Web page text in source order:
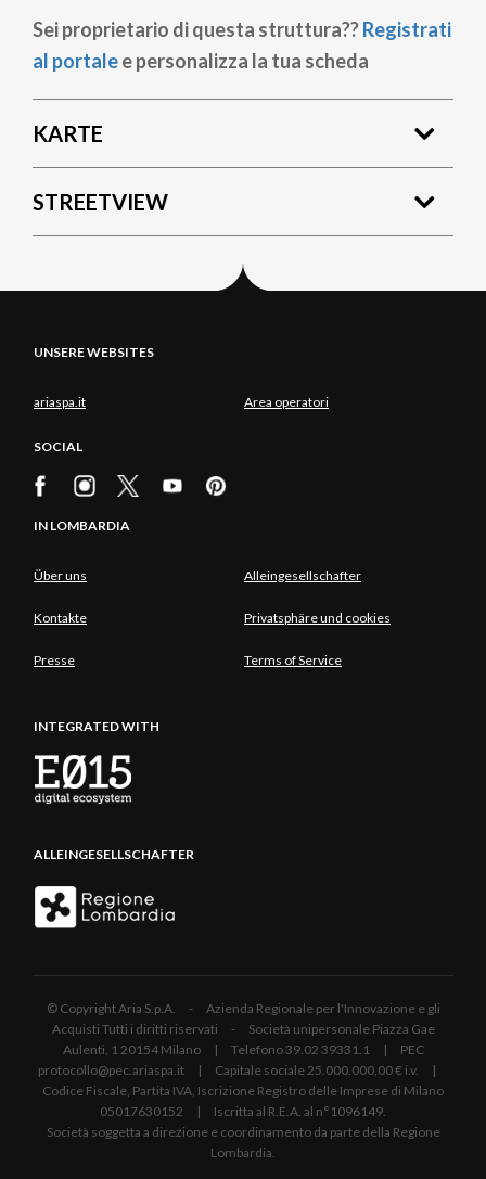
Sei proprietario di questa struttura??Registrati
al portalee personalizza la tua scheda
KARTE
STREETVIEW
UNSERE WEBSITES
ariaspa.it Area operatori
SOCIAL
IN LOMBARDIA
Über uns Alleingesellschafter
Kontakte Privatsphäre und cookies
Presse Terms of Service
INTEGRATED WITH
ALLEINGESELLSCHAFTER
© Copyright Aria S.p.A. - Azienda Regionale per l'Innovazione e gli
Acquisti Tutti i diritti riservati - Società unipersonale Piazza Gae
Aulenti, 1 20154 Milano | Telefono 39.02 39331.1 | PEC
protocollo@pec.ariaspa.it | Capitale sociale 25.000.000,00 € i.v. |
Codice Fiscale, Partita IVA, Iscrizione Registro delle Imprese di Milano
05017630152 | Iscritta al R.E.A. al n°1096149.
Società soggetta a direzione e coordinamento da parte della Regione
Lombardia.